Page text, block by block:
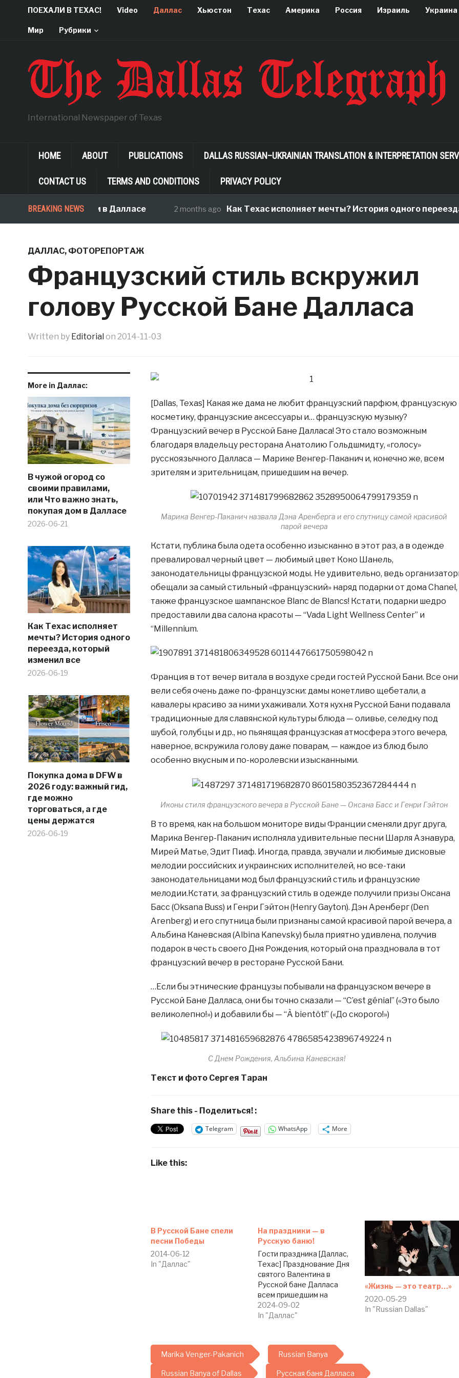
ПОЕХАЛИ В ТЕХАС! Video Даллас Хьюстон Техас Америка Россия Израиль Украина
Мир Рубрики
International Newspaper of Texas
HOME ABOUT PUBLICATIONS DALLAS RUSSIAN–UKRAINIAN TRANSLATION & INTERPRETATION
CONTACT US TERMS AND CONDITIONS PRIVACY POLICY
BREAKING NEWS
покупая дом в Далласе 2 months ago Как Техас исполняет мечты? История одного переезда,
ДАЛЛАС, ФОТОРЕПОРТАЖ
Французский стиль вскружил
голову Русской Бане Далласа
Written by Editorial on 2014-11-03
More in Даллас:
В чужой огород со
своими правилами,
или Что важно знать,
покупая дом в Далласе
2026-06-21
Как Техас исполняет
мечты? История одного
переезда, который
изменил все
2026-06-19
Покупка дома в DFW в
2026 году: важный гид,
где можно
торговаться, а где
цены держатся
2026-06-19
[Dallas, Texas] Какая же дама не любит французский парфюм, французскую
косметику, французские аксессуары и… французскую музыку?
Французский вечер в Русской Бане Далласа! Это стало возможным
благодаря владельцу ресторана Анатолию Гольдшмидту, «голосу»
русскоязычного Далласа — Марике Венгер-Паканич и, конечно же, всем
зрителям и зрительницам, пришедшим на вечер.
Марика Венгер-Паканич назвала Дэна Аренберга и его спутницу самой красивой
парой вечера
Кстати, публика была одета особенно изысканно в этот раз, а в одежде
превалировал черный цвет — любимый цвет Коко Шанель,
законодательницы французской моды. Не удивительно, ведь
обещали за самый стильный «французский» наряд подарки от дома Chanel,
также французское шампанское Blanc de Blancs! Кстати, подарки шедро
предоставили два салона красоты — “Vada Light Wellness Center” и
“Millennium.
Франция в тот вечер витала в воздухе среди гостей Русской Бани. Все они
вели себя очень даже по-французски: дамы кокетливо щебетали, а
кавалеры красиво за ними ухаживали. Хотя кухня Русской Бани подавала
традиционные для славянской культуры блюда — оливье, селедку под
шубой, голубцы и др., но пьянящая французская атмосфера этого вечера,
наверное, вскружила голову даже поварам, — каждое из блюд было
особенно вкусным и по-королевски изысканными.
Иконы стиля французского вечера в Русской Бане — Оксана Басс и Генри Гэйтон
В то время, как на большом мониторе виды Франции сменяли друг друга,
Марика Венгер-Паканич исполняла удивительные песни Шарля Азнавура,
Мирей Матье, Эдит Пиаф. Иногда, правда, звучали и любимые дисковые
мелодии российских и украинских исполнителей, но все-таки
законодательницами мод был французский стиль и французские
мелодии.Кстати, за французский стиль в одежде получили призы Оксана
Басс (Oksana Buss) и Генри Гэйтон (Henry Gayton). Дэн Аренберг (Den
Arenberg) и его спутница были признаны самой красивой парой вечера, а
Альбина Каневская (Albina Kanevsky) была приятно удивлена, получив
подарок в честь своего Дня Рождения, который она праздновала в тот
французский вечер в ресторане Русской Бани.
…Если бы этнические французы побывали на французском вечере в
Русской Бане Далласа, они бы точно сказали — “C’est génial” («Это было
великолепно!») и добавили бы — “À bientôt!” («До скорого!»)
С Днем Рождения, Альбина Каневская!
Текст и фото Сергея Таран
Share this - Поделиться! :
Telegram WhatsApp More
Like this:
В Русской Бане спели
песни Победы
2014-06-12
In "Даллас"
На праздники — в
Русскую баню!
Гости праздника [Даллас,
Техас] Празднование Дня
святого Валентина в
Русской бане Далласа
всем пришедшим на
торжество запомнится
выступлением двух
— Лины Австрийской и
Марики. Под самый
занавес The Dallas
2024-09-02
In "Даллас"
«Жизнь — это театр…»
2020-05-29
In "Russian Dallas"
Marika Venger-Pakanich Russian Banya
Russian Banya of Dallas Русская баня Далласа